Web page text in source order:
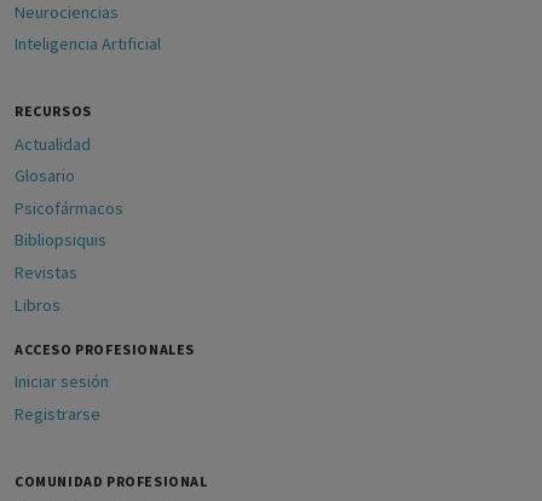
Neurociencias
Inteligencia Artificial
RECURSOS
Actualidad
Glosario
Psicofármacos
Bibliopsiquis
Revistas
Libros
ACCESO PROFESIONALES
Iniciar sesión
Registrarse
COMUNIDAD PROFESIONAL